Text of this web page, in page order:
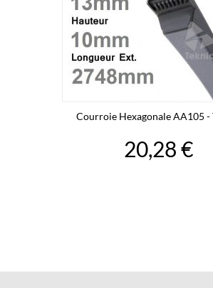
Courroie Hexagonale AA105 -
20,28 €